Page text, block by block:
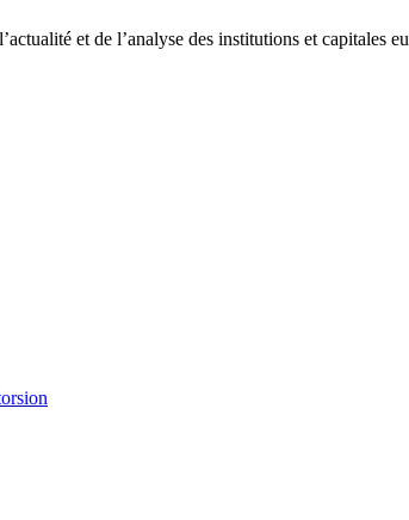
et de l’analyse des institutions et capitales